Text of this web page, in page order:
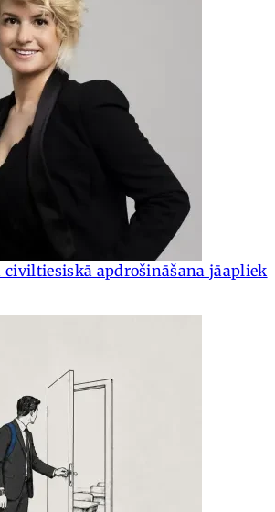
civiltiesiskā apdrošināšana jāapliek